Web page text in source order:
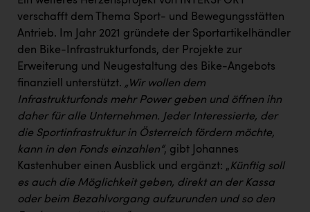
verschafft dem Thema Sport- und Bewegungsstätten
Antrieb. Im Jahr 2021 gründete der Sportartikelhändler
den Bike-Infrastrukturfonds, der Projekte zur
Erweiterung und Neugestaltung des Bike-Angebots
finanziell unterstützt. „Wir wollen dem
Infrastrukturfonds mehr Power geben und öffnen ihn
daher für alle Unternehmen. Jeder Interessierte, der
die Sportinfrastruktur in Österreich fördern möchte,
kann in den Fonds einzahlen“, gibt Johannes
Kastenhuber einen Ausblick und ergänzt: „Künftig soll
es auch die Möglichkeit geben, direkt an der Kassa
oder beim Bezahlvorgang aufzurunden und so den